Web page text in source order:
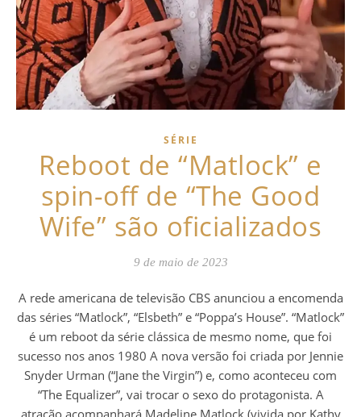
SÉRIE
Reboot de “Matlock” e
spin-off de “The Good
Wife” são oficializados
9 de maio de 2023
A rede americana de televisão CBS anunciou a encomenda
das séries “Matlock”, “Elsbeth” e “Poppa’s House”. “Matlock”
é um reboot da série clássica de mesmo nome, que foi
sucesso nos anos 1980 A nova versão foi criada por Jennie
Snyder Urman (“Jane the Virgin”) e, como aconteceu com
“The Equalizer”, vai trocar o sexo do protagonista. A
atração acompanhará Madeline Matlock (vivida por Kathy